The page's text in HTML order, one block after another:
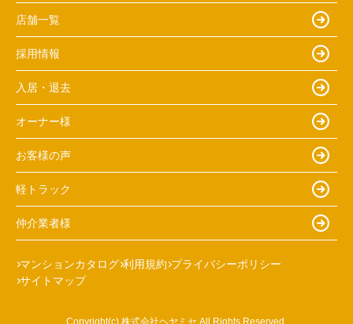
店舗一覧
採用情報
入居・退去
オーナー様
お客様の声
軽トラック
仲介業者様
マンションカタログ 利用規約 プライバシーポリシー
サイトマップ